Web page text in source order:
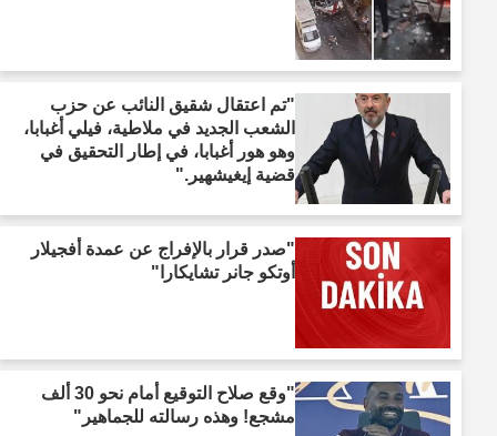
"تم اعتقال شقيق النائب عن حزب
الشعب الجديد في ملاطية، فيلي أغبابا،
وهو هور أغبابا، في إطار التحقيق في
قضية إيغيشهير."
"صدر قرار بالإفراج عن عمدة أفجيلار
أوتكو جانر تشايكارا"
"وقع صلاح التوقيع أمام نحو 30 ألف
مشجع! وهذه رسالته للجماهير"